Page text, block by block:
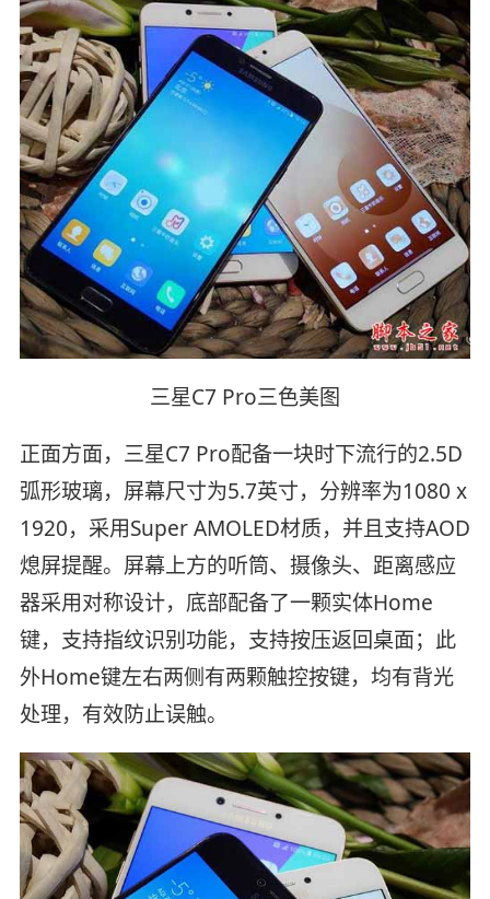
三星C7 Pro三色美图
正面方面，三星C7 Pro配备一块时下流行的2.5D
弧形玻璃，屏幕尺寸为5.7英寸，分辨率为1080 x
1920，采用Super AMOLED材质，并且支持AOD
熄屏提醒。屏幕上方的听筒、摄像头、距离感应
器采用对称设计，底部配备了一颗实体Home
键，支持指纹识别功能，支持按压返回桌面；此
外Home键左右两侧有两颗触控按键，均有背光
处理，有效防止误触。